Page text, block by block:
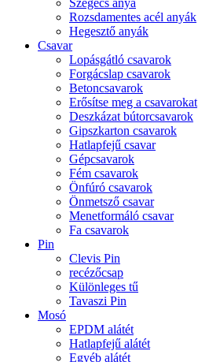
Rozsdamentes acél anyák
Hegesztő anyák
Csavar
Lopásgátló csavarok
Forgácslap csavarok
Betoncsavarok
Erősítse meg a csavarokat
Deszkázat bútorcsavarok
Gipszkarton csavarok
Hatlapfejű csavar
Gépcsavarok
Fém csavarok
Önfúró csavarok
Önmetsző csavar
Menetformáló csavar
Fa csavarok
Pin
Clevis Pin
recézőcsap
Különleges tű
Tavaszi Pin
Mosó
EPDM alátét
Hatlapfejű alátét
Egyéb alátét